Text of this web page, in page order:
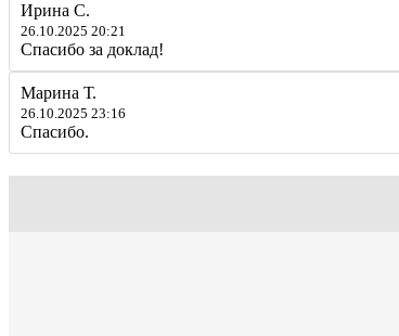
Ирина С.
26.10.2025 20:21
Спасибо за доклад!
Марина Т.
26.10.2025 23:16
Спасибо.